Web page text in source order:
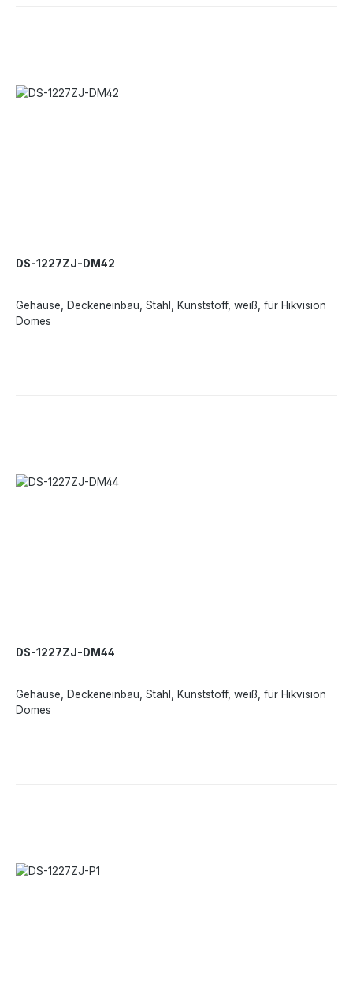
DS-1227ZJ-DM42
Gehäuse, Deckeneinbau, Stahl, Kunststoff, weiß, für Hikvision
Domes
DS-1227ZJ-DM44
Gehäuse, Deckeneinbau, Stahl, Kunststoff, weiß, für Hikvision
Domes